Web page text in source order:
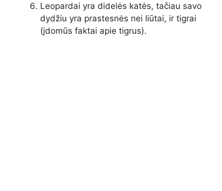
Leopardai yra didelės katės, tačiau savo
dydžiu yra prastesnės nei liūtai, ir tigrai
(įdomūs faktai apie tigrus).